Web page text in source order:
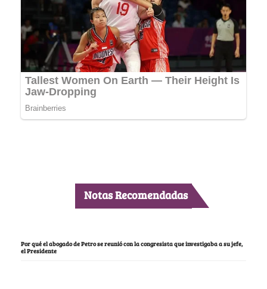
Notas Recomendadas
Por qué el abogado de Petro se reunió con la congresista que investigaba a su jefe,
el Presidente